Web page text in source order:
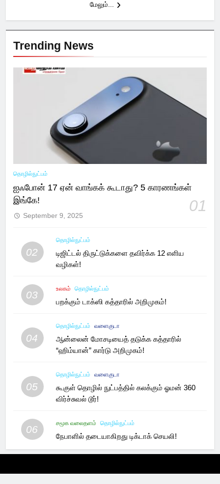
மேலும்...
Trending News
தொழில்நுட்பம்
ஐஃபோன் 17 ஏன் வாங்கக் கூடாது? 5 காரணங்கள்
இங்கே!
01
September 9, 2025
02
தொழில்நுட்பம்
டிஜிட்டல் திருட்டுக்களை தவிர்க்க 12 எளிய
வழிகள்!
03
உலகம் தொழில்நுட்பம்
பறக்கும் டாக்ஸி கத்தாரில் அறிமுகம்!
04
தொழில்நுட்பம் வளைகுடா
ஆன்லைன் மோசடியைத் தடுக்க கத்தாரில்
“ஹிம்யான்” கார்டு அறிமுகம்!
05
தொழில்நுட்பம் வளைகுடா
கூகுள் தொழில் நுட்பத்தில் கலக்கும் ஓமன் 360
விர்ச்சுவல் டூர்!
06
சமூக வலைதளம் தொழில்நுட்பம்
நேபாளில் தடையாகிறது டிக்டாக் செயலி!